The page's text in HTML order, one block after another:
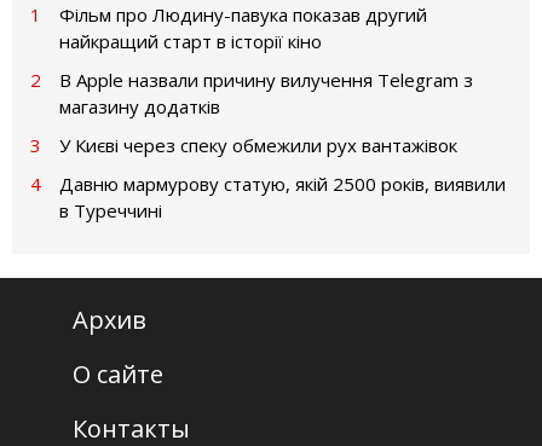
1
Фільм про Людину-павука показав другий
найкращий старт в історії кіно
2
В Apple назвали причину вилучення Telegram з
магазину додатків
3
У Києві через спеку обмежили рух вантажівок
4
Давню мармурову статую, якій 2500 років, виявили
в Туреччині
Архив
О сайте
Контакты